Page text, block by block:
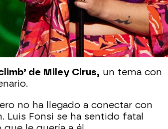
más suerte en La Voz España, así
con la canción que ha decidido
de Miley Cirus, un tema con
no ha llegado a conectar con
Luis Fonsi se ha sentido fatal